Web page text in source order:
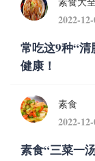
2022-
常吃这9种“
健康！
素食
2022-
素食“三菜一